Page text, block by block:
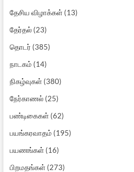
தேசிய விழாக்கள்(13)
தேர்தல்(23)
தொடர் (385)
நாடகம் (14)
நிகழ்வுகள்(380)
நேர்காணல்(25)
பண்டிகைகள்(62)
பயங்கரவாதம் (195)
பயணங்கள்(16)
பிறமதங்கள்(273)